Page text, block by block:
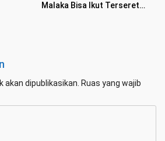
Malaka Bisa Ikut Terseret
akan dipublikasikan. Ruas yang wajib